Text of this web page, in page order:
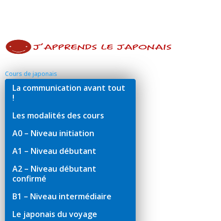
Cours de japonais
La communication avant tout
!
Les modalités des cours
A0 – Niveau initiation
A1 – Niveau débutant
A2 – Niveau débutant
confirmé
B1 – Niveau intermédiaire
Le japonais du voyage